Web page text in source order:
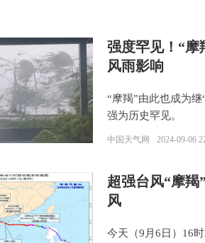
强度罕见！“摩
风雨影响
“摩羯”由此也成为
强为历史罕见。
中国天气网 2024-09-06
超强台风“摩羯
风
今天（9月6日）16